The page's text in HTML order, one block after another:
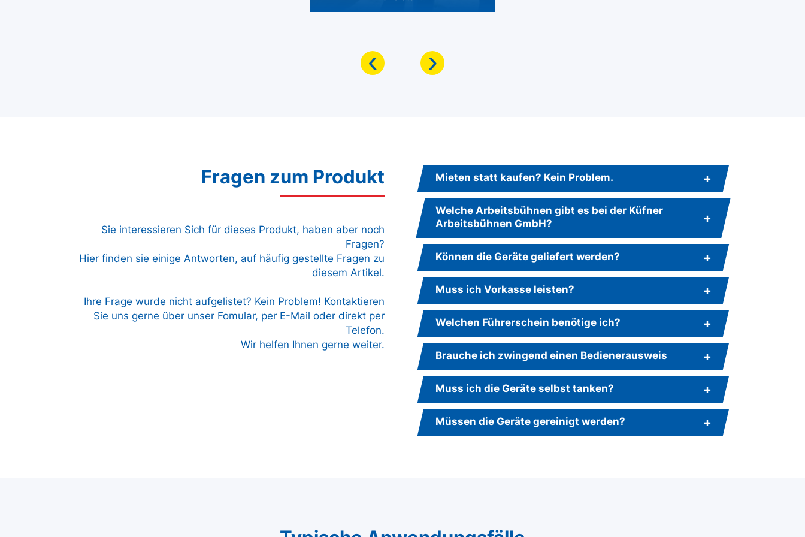
‹ ›
Fragen zum Produkt
Sie interessieren Sich für dieses Produkt, haben aber noch
Fragen?
Hier finden sie einige Antworten, auf häufig gestellte Fragen zu
diesem Artikel.
Ihre Frage wurde nicht aufgelistet? Kein Problem! Kontaktieren
Sie uns gerne über unser Fomular, per E-Mail oder direkt per
Telefon.
Wir helfen Ihnen gerne weiter.
Mieten statt kaufen? Kein Problem.
Welche Arbeitsbühnen gibt es bei der Küfner
Arbeitsbühnen GmbH?
Können die Geräte geliefert werden?
Muss ich Vorkasse leisten?
Welchen Führerschein benötige ich?
Brauche ich zwingend einen Bedienerausweis
Muss ich die Geräte selbst tanken?
Müssen die Geräte gereinigt werden?